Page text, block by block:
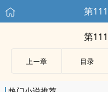
第
第
上ー章 目录